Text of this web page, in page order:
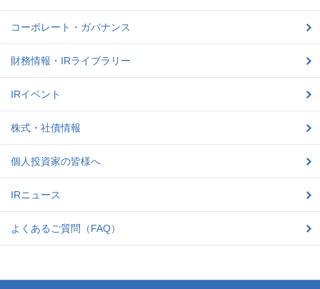
コーポレート・ガバナンス
財務情報・IRライブラリー
IRイベント
株式・社債情報
個人投資家の皆様へ
IRニュース
よくあるご質問（FAQ）